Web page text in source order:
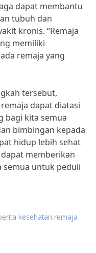
dapat membantu
tubuh dan
kronis. “Remaja
memiliki
remaja yang
tersebut,
dapat diatasi
bagi kita semua
bimbingan kepada
hidup lebih sehat
memberikan
untuk peduli
kesehatan remaja